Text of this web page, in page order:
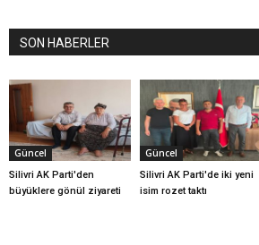
SON HABERLER
Güncel
Silivri AK Parti'den
büyüklere gönül ziyareti
Güncel
Silivri AK Parti'de iki yeni
isim rozet taktı